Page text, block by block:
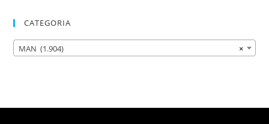
CATEGORIA
×
MAN (1.904)